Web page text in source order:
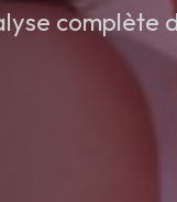
complète